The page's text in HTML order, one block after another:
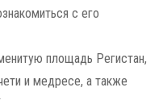
с его
площадь Регистан,
и медресе, а также